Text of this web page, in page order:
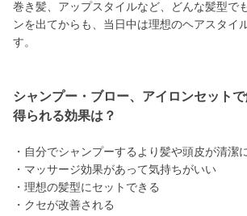
巻き髪、アップスタイルなど、どんな髪型で
ンを出てからも、当日中は理想のヘアスタイ
す。
シャンプー・ブロー、アイロンセットで
得られる効果は？
・自分でシャンプーするより髪や頭皮が清潔
・マッサージ効果があって気持ちがいい
・理想の髪型にセットできる
・クセが改善される